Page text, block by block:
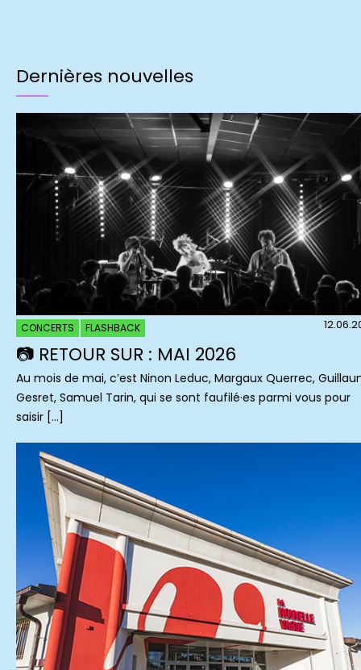
Dernières nouvelles
CONCERTS FLASHBACK
📷 RETOUR SUR : MAI 2026
Au mois de mai, c’est Ninon Leduc, Margaux Querrec,
Gesret, Samuel Tarin, qui se sont faufilé·es parmi vous pour
saisir […]